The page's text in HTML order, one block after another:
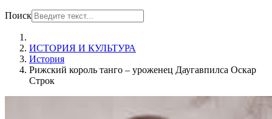
Поиск
ИСТОРИЯ И КУЛЬТУРА
История
Рижский король танго – уроженец Даугавпилса Оскар
Строк